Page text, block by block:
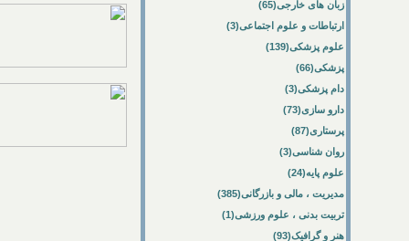
زبان های خارجی(65)
ارتباطات و علوم اجتماعی(3)
علوم پزشکی(139)
پزشکی(66)
دام پزشکی(3)
دارو سازی(73)
پرستاری(87)
روان شناسی(3)
علوم پایه(24)
مدیریت ، مالی و بازرگانی(385)
تربیت بدنی ، علوم ورزشی(1)
هنر و گرافیک(93)